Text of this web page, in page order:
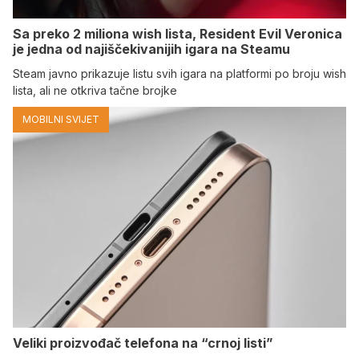
Sa preko 2 miliona wish lista, Resident Evil Veronica
je jedna od najiščekivanijih igara na Steamu
Steam javno prikazuje listu svih igara na platformi po broju wish
lista, ali ne otkriva tačne brojke
MOBILNI SVIJET
Veliki proizvođač telefona na “crnoj listi”